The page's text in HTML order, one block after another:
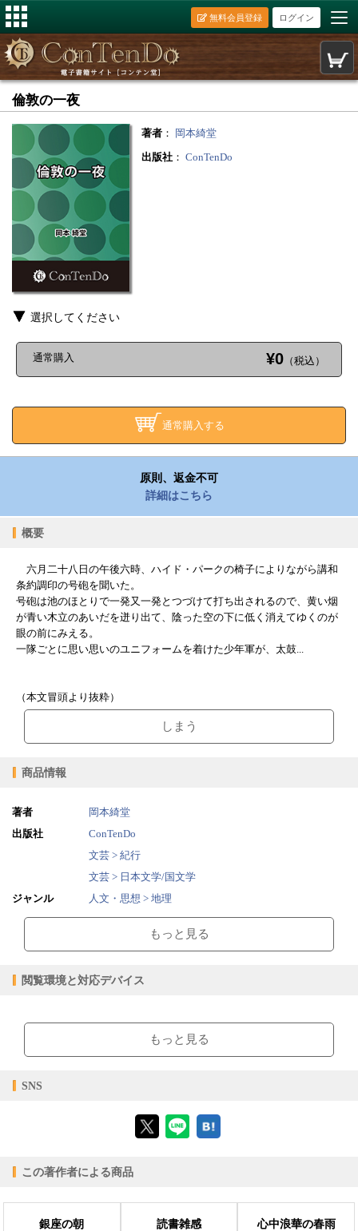
ログイン
無料会員登録
倫敦の一夜
著者 ：
岡本綺堂
出版社 ： ConTenDo
選択してください
通常購入 ¥0 （税込）
通常購入する
原則、返金不可
詳細はこちら
概要
六月二十八日の午後六時、ハイド・パークの椅子によりながら講和
条約調印の号砲を聞いた。
号砲は池のほとりで一発又一発とつづけて打ち出されるので、黄い烟
が青い木立のあいだを迸り出て、陰った空の下に低く消えてゆくのが
眼の前にみえる。
一隊ごとに思い思いのユニフォームを着けた少年軍が、太鼓...
（本文冒頭より抜粋）
しまう
商品情報
著者
岡本綺堂
出版社
ConTenDo
ジャンル
文芸 > 紀行
文芸 > 日本文学/国文学
人文・思想 > 地理
日記手帳 > 日記
無料文庫 > 無料文庫
ファイルサイズ 1.33MB
【販売形態】
商品価格（税込）
¥0
-
もっと見る
閲覧環境と対応デバイス
ブラウザビューア・PC版ConTenDoビューア・モバイルビューア
【対応デバイス】
【PC版ConTenDoビューア】
もっと見る
SNS
この著作者による商品
銀座の朝 読書雑感 心中浪華の春雨